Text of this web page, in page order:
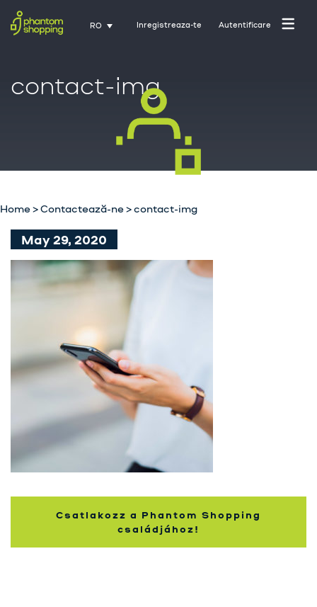
RO Inregistreaza-te Autentificare
Despre noi
Servicii
Training cu Activate
Shoppers
Blog
contact-img
Home>Contactează-ne>contact-img
May 29, 2020
Csatlakozz a Phantom Shopping
családjához!